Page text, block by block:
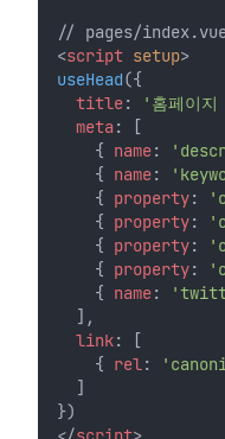
// pages/
<script setup>
useHead({
title: '홈페이
meta: [
    {
name:
    {
name:
    {
property:
    {
property:
    {
property:
    {
property:
    {
name:
  ],
link: [
    {
rel:
  ]
})